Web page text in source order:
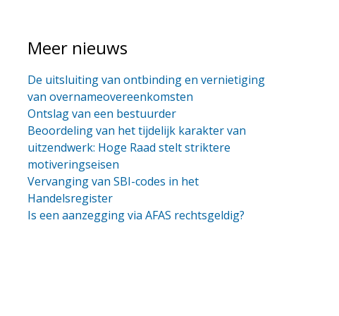
Meer nieuws
De uitsluiting van ontbinding en vernietiging
van overnameovereenkomsten
Ontslag van een bestuurder
Beoordeling van het tijdelijk karakter van
uitzendwerk: Hoge Raad stelt striktere
motiveringseisen
Vervanging van SBI-codes in het
Handelsregister
Is een aanzegging via AFAS rechtsgeldig?